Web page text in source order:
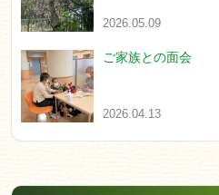
2026.05.09
ご家族との面会
2026.04.13